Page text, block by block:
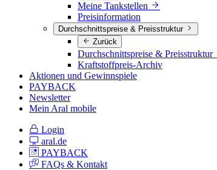
Meine Tankstellen
Preisinformation
Durchschnittspreise & Preisstruktur
Zurück
Durchschnittspreise & Preisstruktur
Kraftstoffpreis-Archiv
Aktionen und Gewinnspiele
PAYBACK
Newsletter
Mein Aral mobile
Login
aral.de
PAYBACK
FAQs & Kontakt